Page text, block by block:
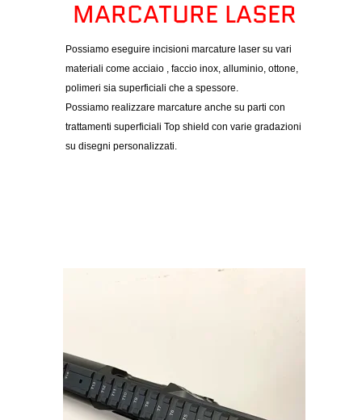
MARCATURE LASER
Possiamo eseguire incisioni marcature laser su vari
materiali come acciaio , faccio inox, alluminio, ottone,
polimeri sia superficiali che a spessore.
Possiamo realizzare marcature anche su parti con
trattamenti superficiali Top shield con varie gradazioni
su disegni personalizzati.